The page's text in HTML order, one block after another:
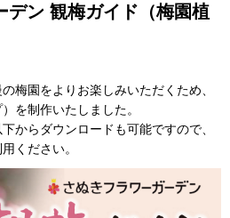
デン 観梅ガイド（梅園植
梅園をよりお楽しみいただくため、
を制作いたしました。
からダウンロードも可能ですので、
ください。